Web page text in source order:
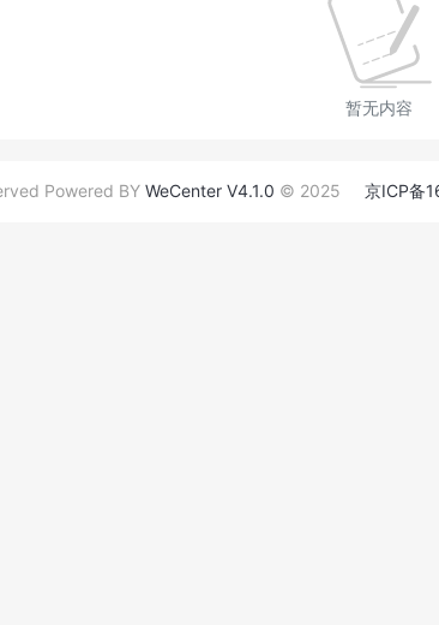
暂无内容
Powered BY WeCenter V4.1.0 © 2025 京ICP备